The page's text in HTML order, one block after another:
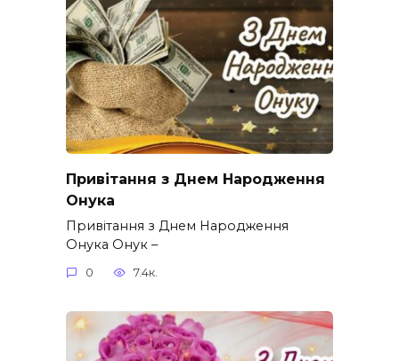
Привітання з Днем Народження
Онука
Привітання з Днем Народження
Онука Онук –
0 7.4к.